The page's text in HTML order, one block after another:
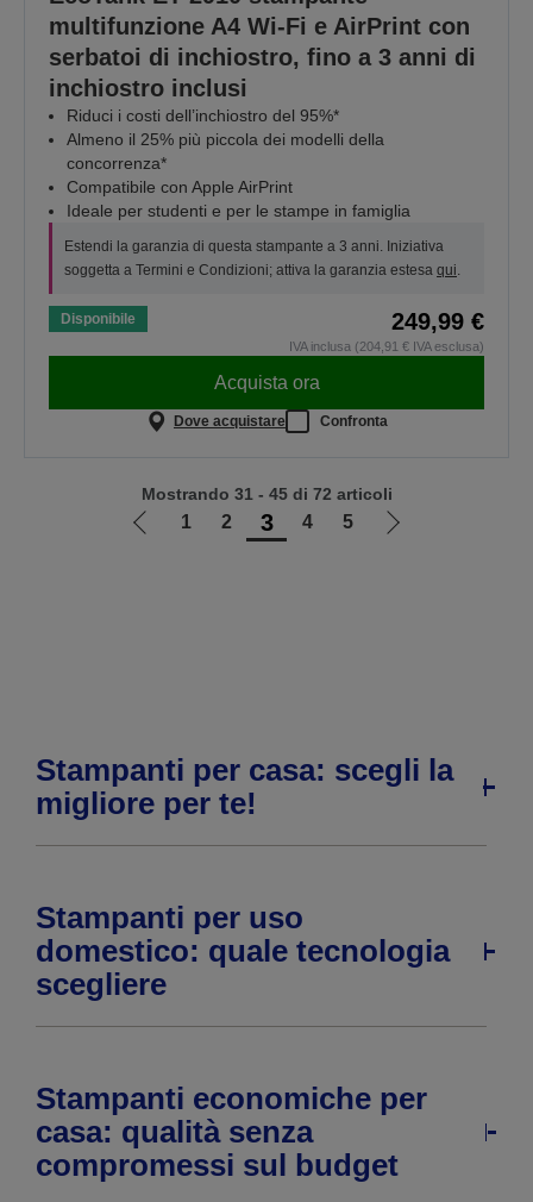
multifunzione A4 Wi-Fi e AirPrint con
serbatoi di inchiostro, fino a 3 anni di
inchiostro inclusi
Riduci i costi dell’inchiostro del 95%*
Almeno il 25% più piccola dei modelli della
concorrenza*
Compatibile con Apple AirPrint
Ideale per studenti e per le stampe in famiglia
Estendi la garanzia di questa stampante a 3 anni. Iniziativa
soggetta a Termini e Condizioni; attiva la garanzia estesa qui.
Disponibile 249,99 €
IVA inclusa (204,91 € IVA esclusa)
Acquista ora
Dove acquistare Confronta
Vai
1 2 3 4 5
Vai
Mostrando 31 - 45 di 72 articoli
Stampanti per casa: scegli la
migliore per te!
Stampanti per uso
domestico: quale tecnologia
scegliere
Stampanti economiche per
casa: qualità senza
compromessi sul budget